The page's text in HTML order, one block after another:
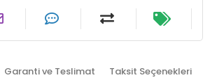
Garanti ve Teslimat Taksit Seçenekleri